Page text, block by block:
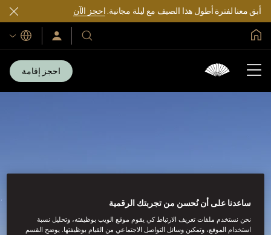
أبق معنا لفترة أطول هذا الصيف مع ليلة مجانية.احجز الآن
فنادقنا
ومنتجعاتنا
سجّل
الدخول/
اللغات
احجز إقامة
ساعدنا على أن نُحسن من تجربتك الرقمية
نحن نستخدم ملفات تعريف الارتباط كي يقوم موقع الويب بوظيفته، وتحليل نسبة
استخدام الموقع، وتمكين وسائل التواصل الاجتماعي من القيام بوظيفتها. يوضح القسم